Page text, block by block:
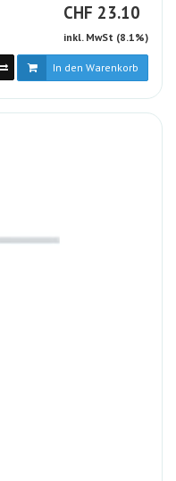
CHF CHF
23.10
inkl. MwSt (8.1%)
In den Warenkorb